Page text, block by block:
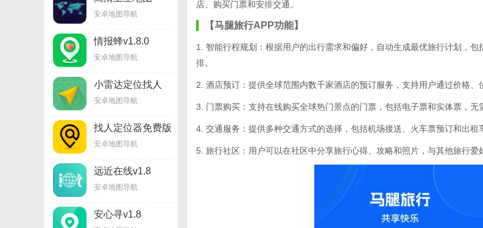
2021年高清最新
版v13.16
安卓地图导航
情报蜂v1.8.0
安卓地图导航
小雷达定位找人
v1.8.3
安卓地图导航
找人定位器免费版
v1.8
安卓地图导航
远近在线v1.8
安卓地图导航
安心寻v1.8
店、购买门票和安排交通。
【马腿旅行APP功能】
1. 智能行程规划：根据用户的出行需求和偏好，自动生成最优旅行计划，
排。
2. 酒店预订：提供全球范围内数千家酒店的预订服务，支持用户通过价格、
3. 门票购买：支持在线购买全球热门景点的门票，包括电子票和实体票，无
4. 交通服务：提供多种交通方式的选择，包括机场接送、火车票预订和出租
5. 旅行社区：用户可以在社区中分享旅行心得、攻略和照片，与其他旅行爱